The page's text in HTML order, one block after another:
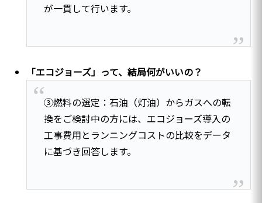
が一貫して行います。
「エコジョーズ」って、結局何がいいの？
③燃料の選定：石油（灯油）からガスへの転
換をご検討中の方には、エコジョーズ導入の
工事費用とランニングコストの比較をデータ
に基づき回答します。